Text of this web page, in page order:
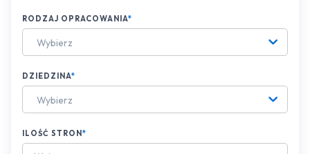
RODZAJ OPRACOWANIA*
Wybierz
DZIEDZINA*
Wybierz
ILOŚĆ STRON*